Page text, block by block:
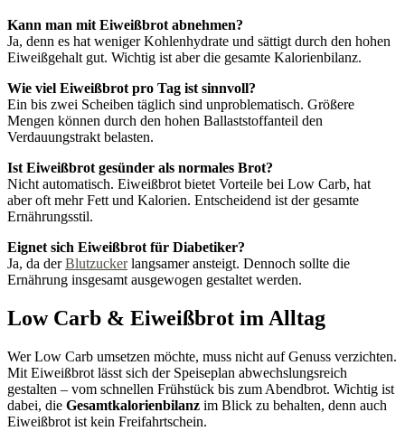
Kann man mit Eiweißbrot abnehmen?
Ja, denn es hat weniger Kohlenhydrate und sättigt durch den hohen
Eiweißgehalt gut. Wichtig ist aber die gesamte Kalorienbilanz.
Wie viel Eiweißbrot pro Tag ist sinnvoll?
Ein bis zwei Scheiben täglich sind unproblematisch. Größere
Mengen können durch den hohen Ballaststoffanteil den
Verdauungstrakt belasten.
Ist Eiweißbrot gesünder als normales Brot?
Nicht automatisch. Eiweißbrot bietet Vorteile bei Low Carb, hat
aber oft mehr Fett und Kalorien. Entscheidend ist der gesamte
Ernährungsstil.
Eignet sich Eiweißbrot für Diabetiker?
Ja, da derBlutzuckerlangsamer ansteigt. Dennoch sollte die
Ernährung insgesamt ausgewogen gestaltet werden.
Low Carb & Eiweißbrot im Alltag
Wer Low Carb umsetzen möchte, muss nicht auf Genuss verzichten.
Mit Eiweißbrot lässt sich der Speiseplan abwechslungsreich
gestalten – vom schnellen Frühstück bis zum Abendbrot. Wichtig ist
dabei, die Gesamtkalorienbilanz im Blick zu behalten, denn auch
Eiweißbrot ist kein Freifahrtschein.